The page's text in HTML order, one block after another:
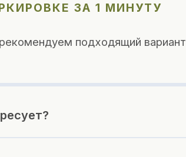
ЗА 1 МИНУТУ
подходящий вариант